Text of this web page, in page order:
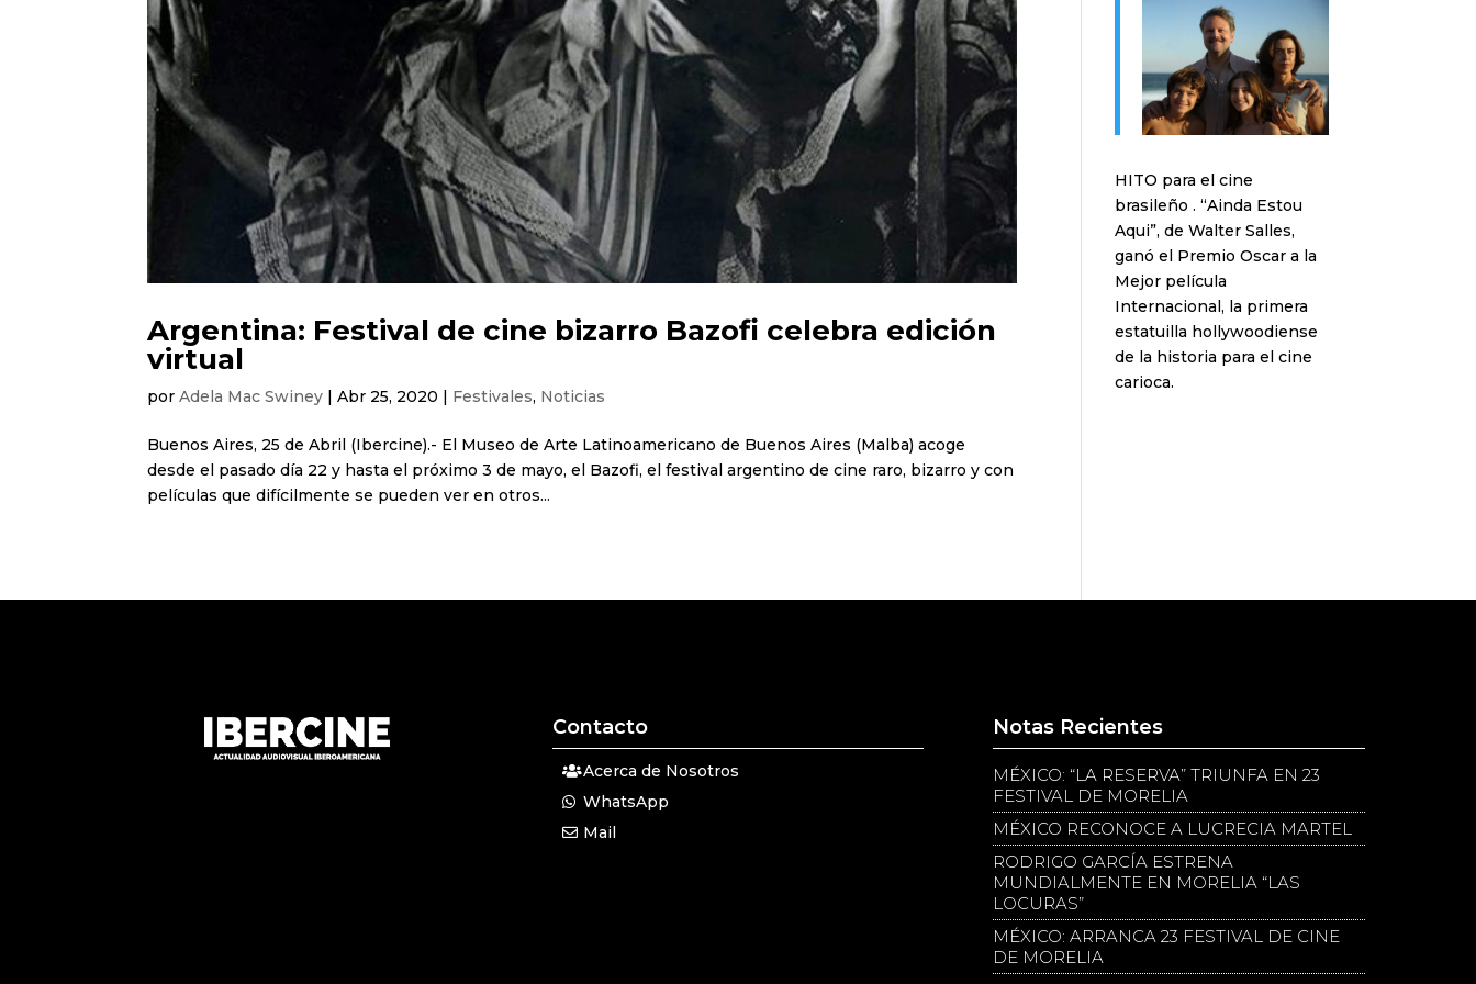
Argentina: Festival de cine bizarro Bazofi celebra edición
virtual
porAdela Mac Swiney |Abr 25, 2020 | Festivales, Noticias
Buenos Aires, 25 de Abril (Ibercine).- El Museo de Arte Latinoamericano de Buenos Aires (Malba) acoge
desde el pasado día 22 y hasta el próximo 3 de mayo, el Bazofi, el festival argentino de cine raro, bizarro y con
películas que difícilmente se pueden ver en otros...
HITO para el cine
brasileño . “Ainda Estou
Aqui”, de Walter Salles,
ganó el Premio Oscar a la
Mejor película
Internacional, la primera
estatuilla hollywoodiense
de la historia para el cine
carioca.
Contacto
Acerca de Nosotros
WhatsApp
Mail
Notas Recientes
MÉXICO: “LA RESERVA” TRIUNFA EN 23
FESTIVAL DE MORELIA
MÉXICO RECONOCE A LUCRECIA MARTEL
RODRIGO GARCÍA ESTRENA
MUNDIALMENTE EN MORELIA “LAS
LOCURAS”
MÉXICO: ARRANCA 23 FESTIVAL DE CINE
DE MORELIA